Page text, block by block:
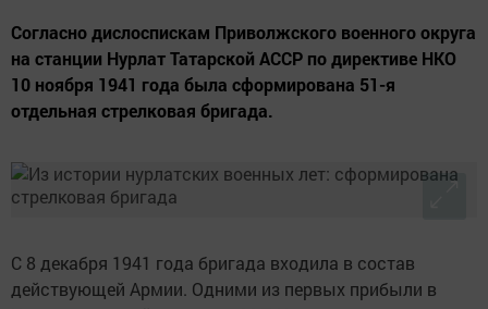
Согласно дислоспискам Приволжского военного округа
на станции Нурлат Татарской АССР по директиве НКО
10 ноября 1941 года была сформирована 51-я
отдельная стрелковая бригада.
С 8 декабря 1941 года бригада входила в состав
действующей Армии. Одними из первых прибыли в